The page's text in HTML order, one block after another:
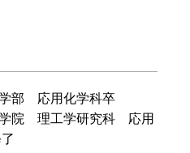
部 応用化学科卒
院 理工学研究科 応用